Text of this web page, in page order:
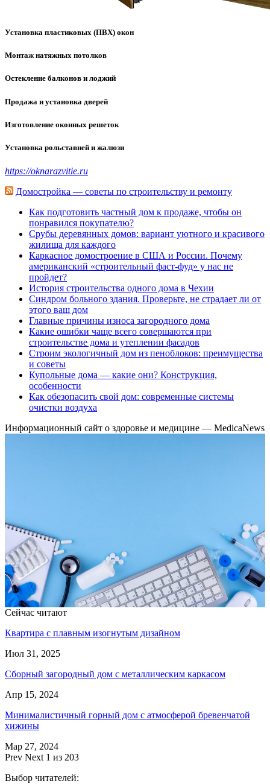
Установка пластиковых (ПВХ) окон
Монтаж натяжных потолков
Остекление балконов и лоджий
Продажа и установка дверей
Изготовление оконных решеток
Установка рольставней и жалюзи
https://oknarazvitie.ru
Домостройка — советы по строительству и ремонту
Как подготовить частный дом к продаже, чтобы он
понравился покупателю?
Срубы деревянных домов: вариант уютного и красивого
жилища для каждого
Каркасное домостроение в США и России. Почему
американский «строительный фаст-фуд» у нас не
пройдет?
История строительства одного дома в Чехии
Синдром больного здания. Проверьте, не страдает ли от
этого ваш дом
Главные причины износа загородного дома
Какие ошибки чаще всего совершаются при
строительстве дома и утеплении фасадов
Строим экологичный дом из пеноблоков: преимущества
и советы
Купольные дома — какие они? Конструкция,
особенности
Как обезопасить свой дом: современные системы
очистки воздуха
Информационный сайт о здоровье и медицине — MedicaNews
Сейчас читают
Квартира с плавным изогнутым дизайном
Июл 31, 2025
Сборный загородный дом с металлическим каркасом
Апр 15, 2024
Минималистичный горный дом с атмосферой бревенчатой
хижины
Мар 27, 2024
Prev Next 1 из 203
Выбор читателей: